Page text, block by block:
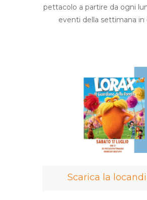
pettacolo a partire da ogni
eventi della settimana in
Scarica la